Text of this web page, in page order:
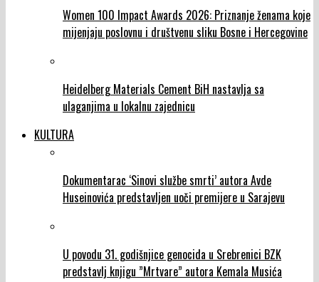
Women 100 Impact Awards 2026: Priznanje ženama koje
mijenjaju poslovnu i društvenu sliku Bosne i Hercegovine
Heidelberg Materials Cement BiH nastavlja sa
ulaganjima u lokalnu zajednicu
KULTURA
Dokumentarac ‘Sinovi službe smrti’ autora Avde
Huseinovića predstavljen uoči premijere u Sarajevu
U povodu 31. godišnjice genocida u Srebrenici BZK
predstavlj knjigu ”Mrtvare” autora Kemala Musića